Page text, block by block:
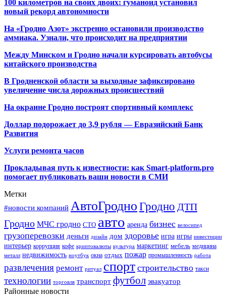
100 километров на своих двоих: гуманоид установил
новый рекорд автономности
На «Гродно Азот» экстренно остановили производство
аммиака. Узнали, что происходит на предприятии
Между Минском и Гродно начали курсировать автобусы
китайского производства
В Гродненской области за выходные зафиксировано
увеличение числа дорожных происшествий
На окраине Гродно построят спортивный комплекс
Доллар подорожает до 3,9 рубля — Евразийский Банк
Развития
Услуги ремонта часов
Прокладывая путь к известности: как Smart-platform.pro
помогает публиковать ваши новости в СМИ
Метки
#новости компаний АвтоГродноГродно ДТП
Гродно МЧС гродно СТО авто аренда бизнес велосипед
грузоперевозки деньги дизайн дом здоровье игра игры инвестиции
интерьер коррупция кофе криптовалюты культура маркетинг мебель медицина
металл недвижимость ноутбук окна отдых пожар промышленность работа
развлечения ремонт ритуал спорт строительство такси
технологии торговля транспорт футбол эвакуатор
Районные новости